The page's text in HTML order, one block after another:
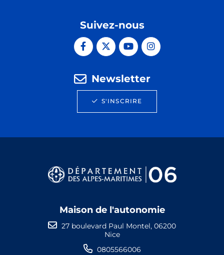
Suivez-nous
Newsletter
S'INSCRIRE
Maison de l'autonomie
27 boulevard Paul Montel, 06200
Nice
0805566006